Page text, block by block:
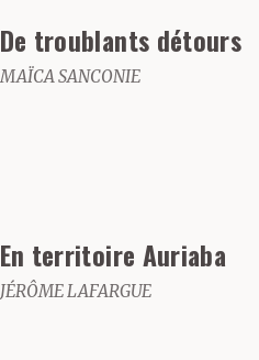
De troublants détours
MAÏCA SANCONIE
En territoire Auriaba
JÉRÔME LAFARGUE